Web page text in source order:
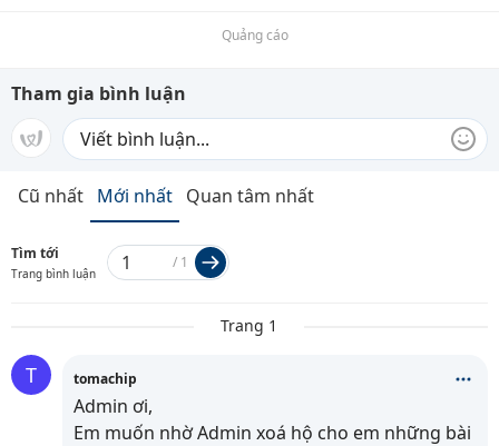
Quảng cáo
Tham gia bình luận
Cũ nhất Mới nhất Quan tâm nhất
Tìm tới
Trang bình luận
/ 1
Trang 1
T tomachip
Admin ơi,
Em muốn nhờ Admin xoá hộ cho em những bài